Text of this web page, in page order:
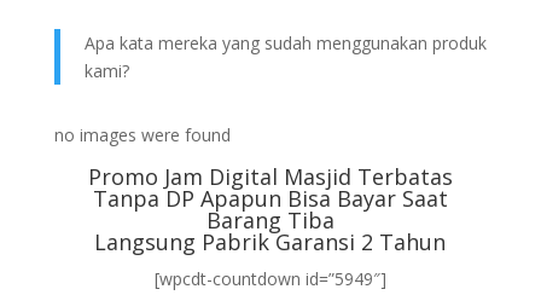
Apa kata mereka yang sudah menggunakan produk
kami?
no images were found
Promo Jam Digital Masjid Terbatas
Tanpa DP Apapun Bisa Bayar Saat
Barang Tiba
Langsung Pabrik Garansi 2 Tahun
[wpcdt-countdown id=”5949″]